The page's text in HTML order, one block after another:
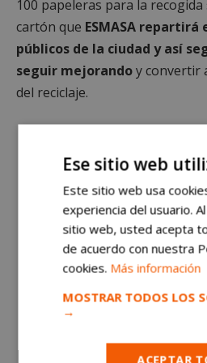
100 papeleras para la
cartón que ESMASA
públicos de la ciudad y así
seguir mejorandoy convertir
del reciclaje.
El premio pajarita azul: nuevos
Ese sitio web
Este sitio web usa
experiencia del usuario.
sitio web, usted acepta
de acuerdo con nuestra
cookies. Más información
MOSTRAR TODOS LOS
→
ACEPTAR